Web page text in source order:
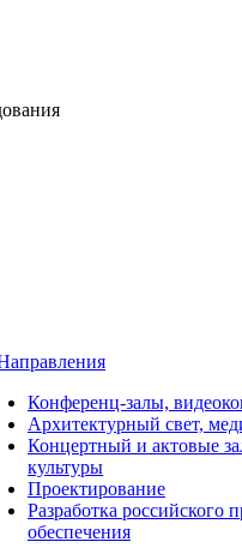
Конференц-залы,
Архитектурный свет,
Концертный и актовые
культуры
Проектирование
Разработка российского
обеспечения